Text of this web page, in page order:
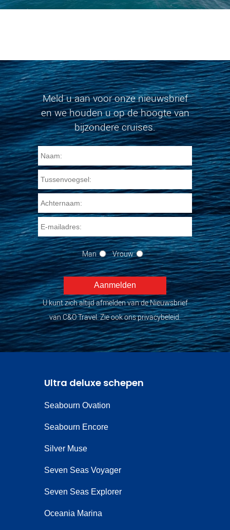
Meld u aan voor onze nieuwsbrief
en we houden u op de hoogte van
bijzondere cruises.
Man Vrouw
U kunt zich altijd afmelden van de Nieuwsbrief
van C&O Travel. Zie ook ons privacybeleid.
Ultra deluxe schepen
Seabourn Ovation
Seabourn Encore
Silver Muse
Seven Seas Voyager
Seven Seas Explorer
Oceania Marina